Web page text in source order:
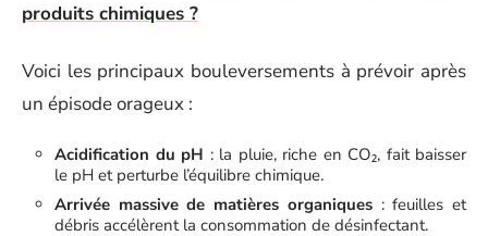
produits chimiques ?
Voici les principaux bouleversements à prévoir après
un épisode orageux :
Acidification du pH : la pluie, riche en CO₂, fait baisser
le pH et perturbe l’équilibre chimique.
Arrivée massive de matières organiques: feuilles et
débris accélèrent la consommation de désinfectant.